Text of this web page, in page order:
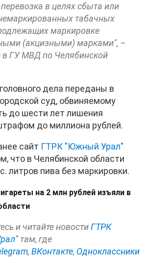
в целях сбыта или
табачных
маркировке
(акцизными) марками", –
ГУ МВД по Челябинской
дела переданы в
суд, обвиняемому
до шести лет лишения
до миллиона рублей.
сайт ГТРК "Южный Урал"
что в Челябинской области
литров пива без маркировки.
на 2 млн рублей изъяли в
и читайте новостиГТРК
там, где
ВКонтакте, Одноклассники